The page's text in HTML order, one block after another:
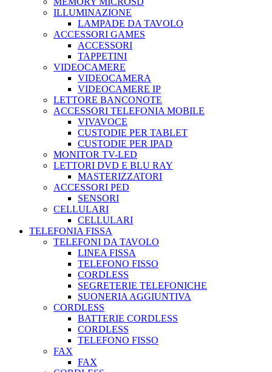
ILLUMINAZIONE
LAMPADE DA TAVOLO
ACCESSORI GAMES
ACCESSORI
TAPPETINI
VIDEOCAMERE
VIDEOCAMERA
VIDEOCAMERE IP
LETTORE BANCONOTE
ACCESSORI TELEFONIA MOBILE
VIVAVOCE
CUSTODIE PER TABLET
CUSTODIE PER IPAD
MONITOR TV-LED
LETTORI DVD E BLU RAY
MASTERIZZATORI
ACCESSORI PED
SENSORI
CELLULARI
CELLULARI
TELEFONIA FISSA
TELEFONI DA TAVOLO
LINEA FISSA
TELEFONO FISSO
CORDLESS
SEGRETERIE TELEFONICHE
SUONERIA AGGIUNTIVA
CORDLESS
BATTERIE CORDLESS
CORDLESS
TELEFONO FISSO
FAX
FAX